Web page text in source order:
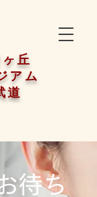
丘
アム
道
待ち